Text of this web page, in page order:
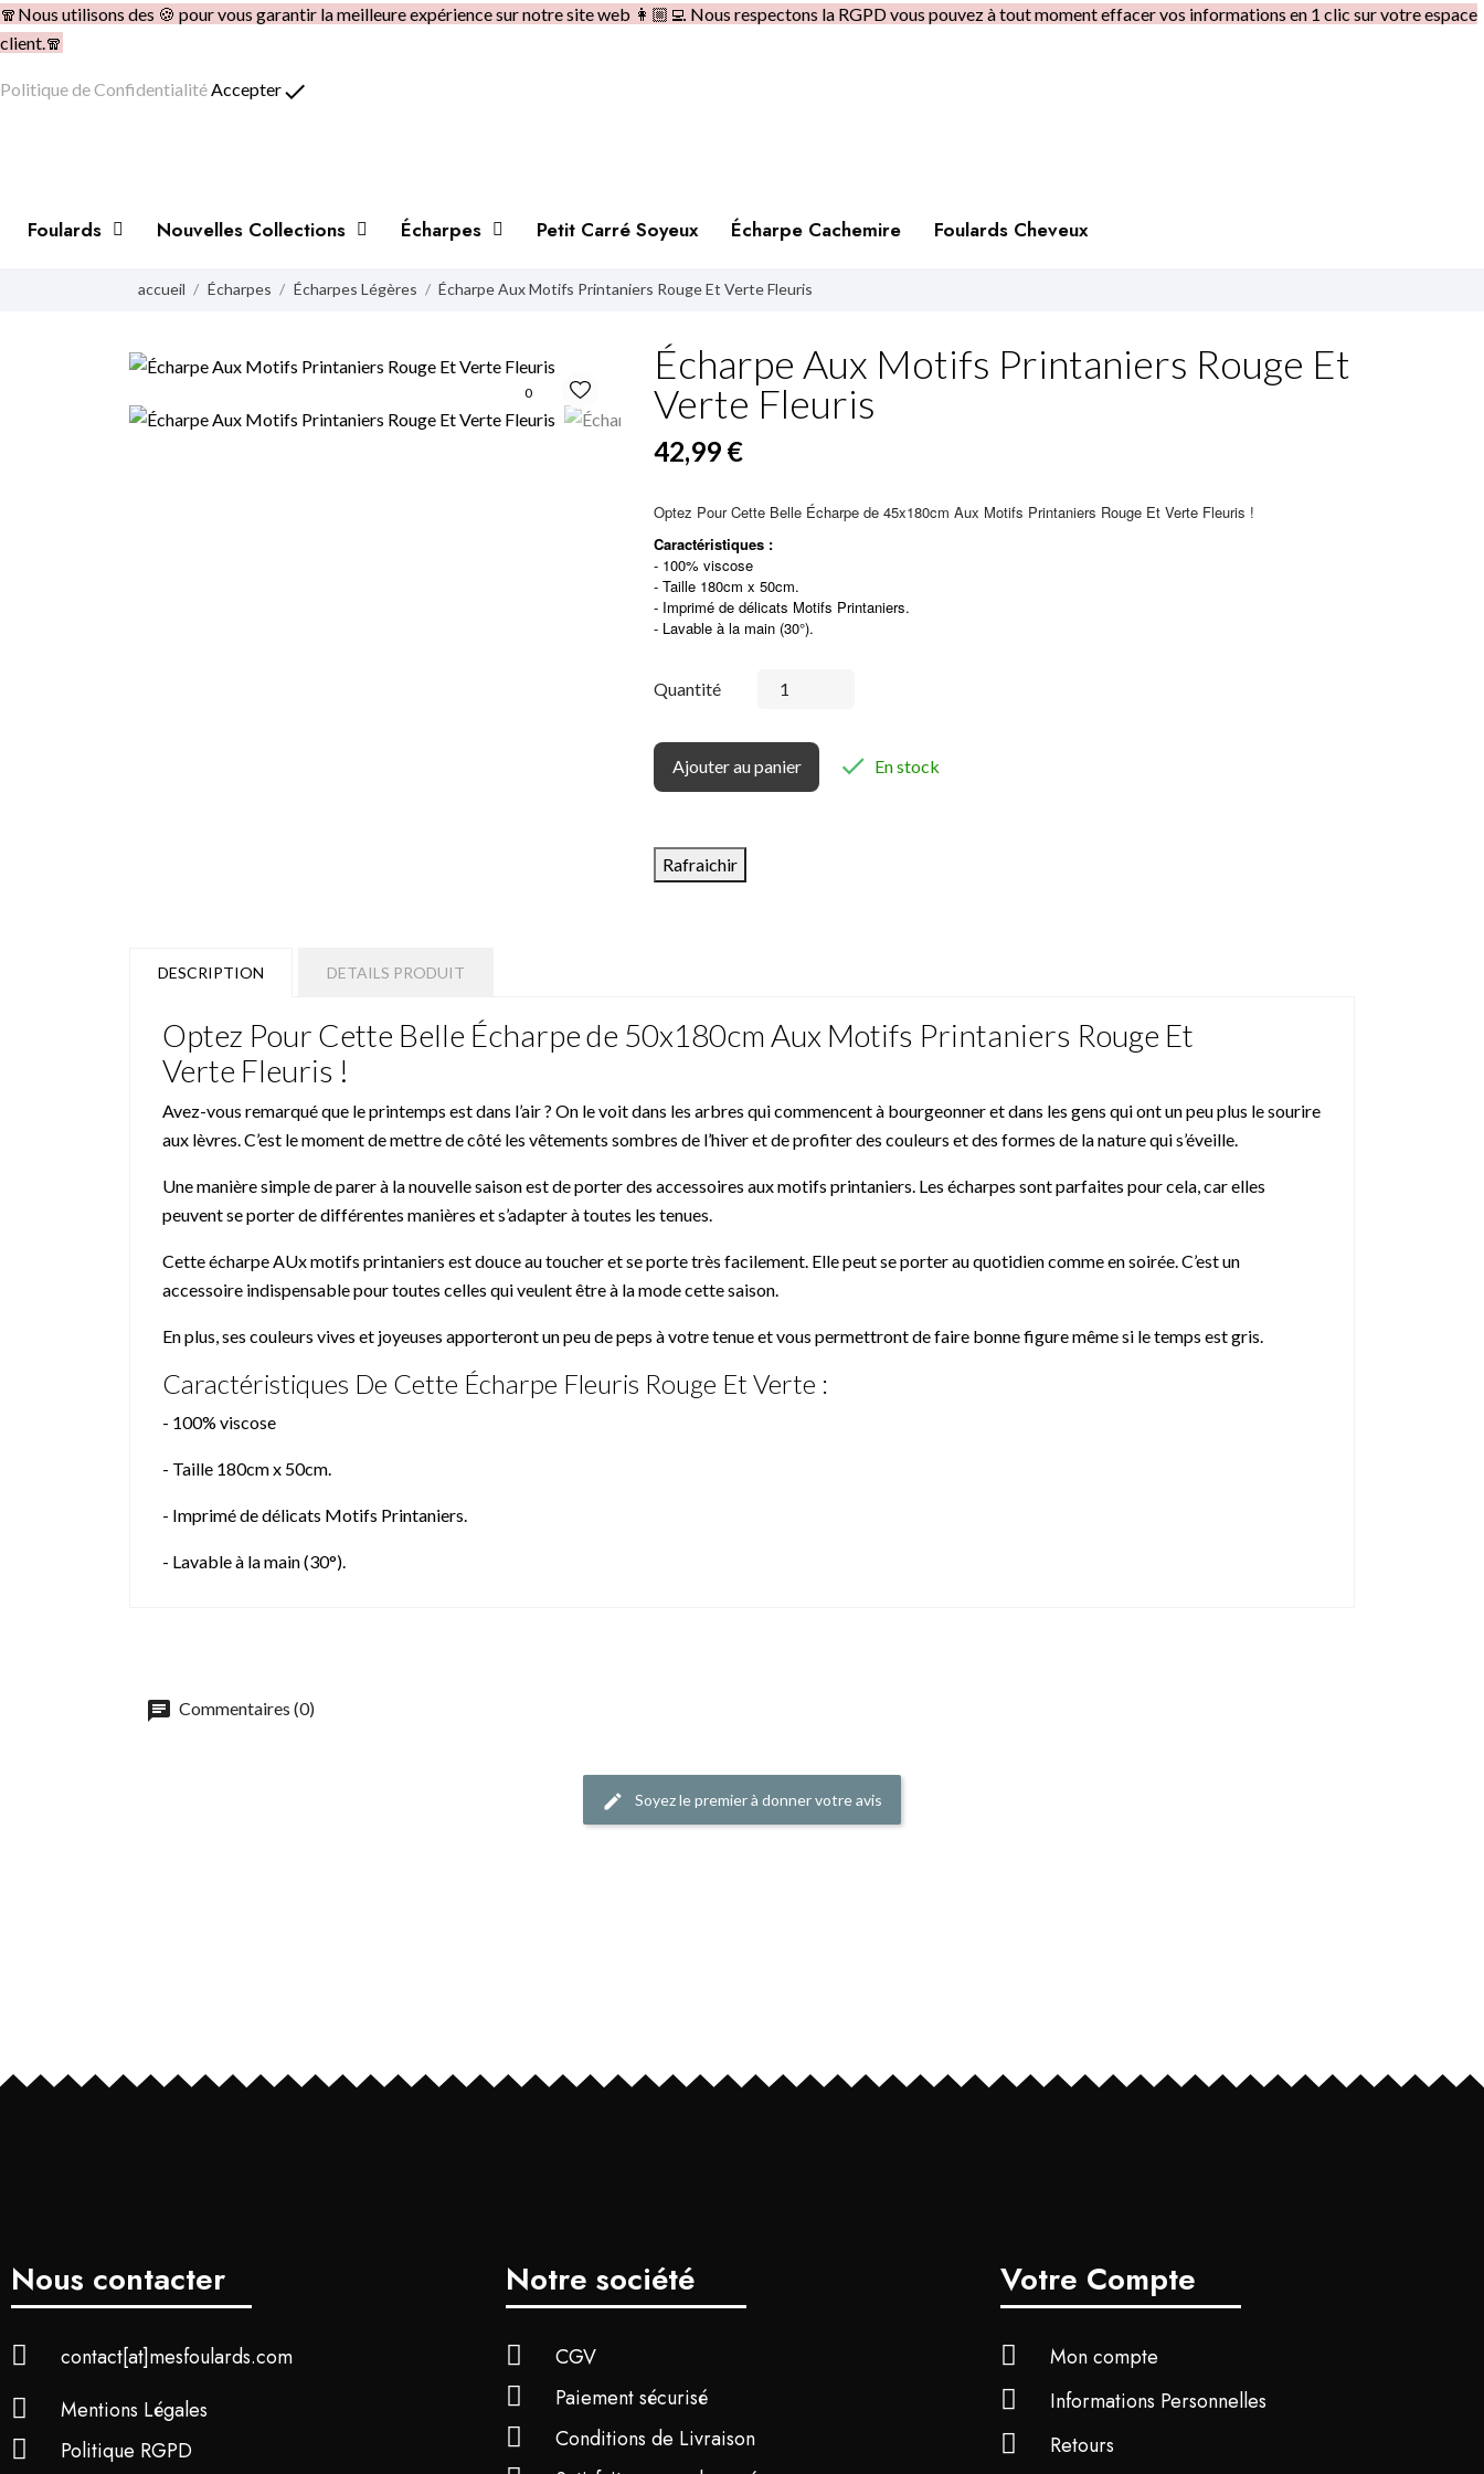
🧣Nous utilisons des 🍪 pour vous garantir la meilleure expérience sur notre site web 👩🏼‍💻 Nous respectons la RGPD vous pouvez à tout moment effacer vos informations en 1 clic sur votre espace
client.🧣
Politique de ConfidentialitéAccepterdone
Foulards Nouvelles Collections Écharpes Petit Carré Soyeux Écharpe Cachemire Foulards Cheveux
accueil Écharpes Écharpes Légères Écharpe Aux Motifs Printaniers Rouge Et Verte Fleuris
0
Écharpe Aux Motifs Printaniers Rouge Et
Verte Fleuris
42,99 €
Optez Pour Cette Belle Écharpe de 45x180cm Aux Motifs Printaniers Rouge Et Verte Fleuris !
Caractéristiques :
- 100% viscose
- Taille 180cm x 50cm.
- Imprimé de délicats Motifs Printaniers.
- Lavable à la main (30°).
Quantité
Ajouter au panier  En stock
DESCRIPTION DETAILS PRODUIT
Optez Pour Cette Belle Écharpe de 50x180cm Aux Motifs Printaniers Rouge Et
Verte Fleuris !
Avez-vous remarqué que le printemps est dans l’air ? On le voit dans les arbres qui commencent à bourgeonner et dans les gens qui ont un peu plus le sourire
aux lèvres. C’est le moment de mettre de côté les vêtements sombres de l’hiver et de profiter des couleurs et des formes de la nature qui s’éveille.
Une manière simple de parer à la nouvelle saison est de porter des accessoires aux motifs printaniers. Les écharpes sont parfaites pour cela, car elles
peuvent se porter de différentes manières et s’adapter à toutes les tenues.
Cette écharpe AUx motifs printaniers est douce au toucher et se porte très facilement. Elle peut se porter au quotidien comme en soirée. C’est un
accessoire indispensable pour toutes celles qui veulent être à la mode cette saison.
En plus, ses couleurs vives et joyeuses apporteront un peu de peps à votre tenue et vous permettront de faire bonne figure même si le temps est gris.
Caractéristiques De Cette Écharpe Fleuris Rouge Et Verte :
- 100% viscose
- Taille 180cm x 50cm.
- Imprimé de délicats Motifs Printaniers.
- Lavable à la main (30°).
Commentaires (0)
Soyez le premier à donner votre avis
Nous contacter Notre société Votre Compte
contact[at]mesfoulards.com
Mentions Légales
Politique RGPD
CGV
Paiement sécurisé
Conditions de Livraison
Mon compte
Informations Personnelles
Retours